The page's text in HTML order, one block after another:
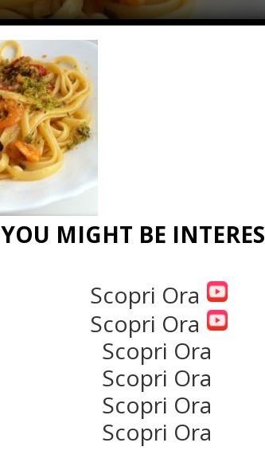
0 Comments
YOU MIGHT BE
Scopri Ora
Scopri Ora
Scopri Ora
Scopri Ora
Scopri Ora
Scopri Ora